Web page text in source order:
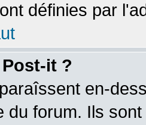
définies par
it ?
en-
du forum. Ils